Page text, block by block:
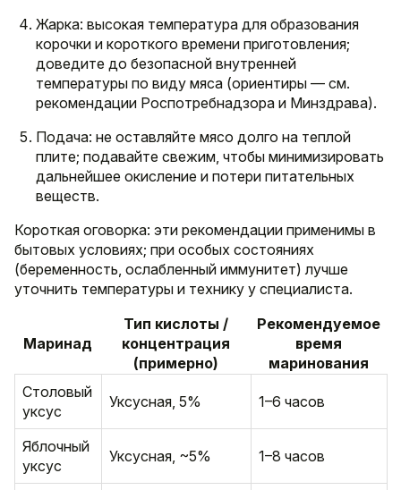
Жарка: высокая температура для образования
корочки и короткого времени приготовления;
доведите до безопасной внутренней
температуры по виду мяса (ориентиры — см.
рекомендации Роспотребнадзора и Минздрава).
Подача: не оставляйте мясо долго на теплой
плите; подавайте свежим, чтобы минимизировать
дальнейшее окисление и потери питательных
веществ.
Короткая оговорка: эти рекомендации применимы в
бытовых условиях; при особых состояниях
(беременность, ослабленный иммунитет) лучше
уточнить температуры и технику у специалиста.
Маринад
Тип кислоты /
концентрация
(примерно)
Рекомендуемое
время
маринования
Столовый
уксус
Уксусная, 5% 1–6 часов
Яблочный
уксус
Уксусная, ~5% 1–8 часов